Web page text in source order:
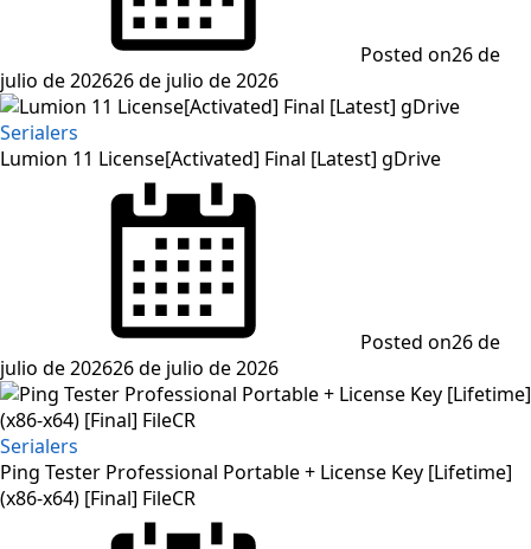
Posted on26 de
julio de 202626 de julio de 2026
Serialers
Lumion 11 License[Activated] Final [Latest] gDrive
Posted on26 de
julio de 202626 de julio de 2026
Serialers
Ping Tester Professional Portable + License Key [Lifetime]
(x86-x64) [Final] FileCR